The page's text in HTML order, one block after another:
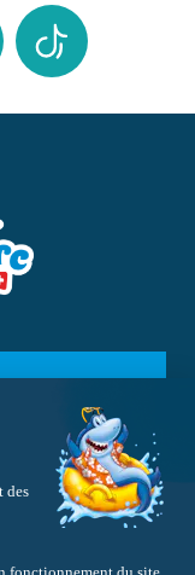
Instagram